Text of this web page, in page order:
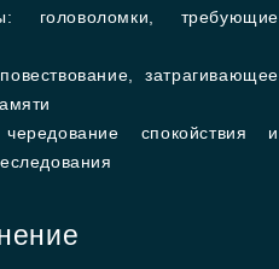
головоломки, требующие
затрагивающее
спокойствия и